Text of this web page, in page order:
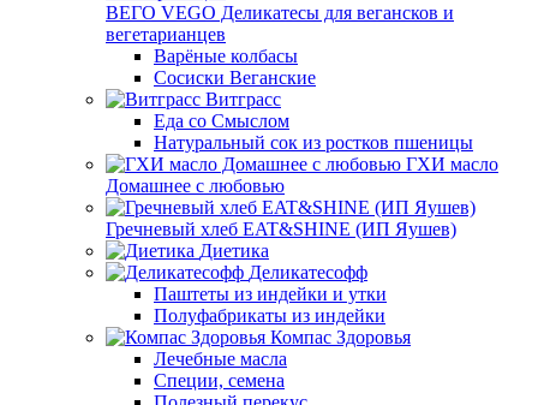
ВЕГО VEGO Деликатесы для вегансков и
вегетарианцев
Варёные колбасы
Сосиски Веганские
Витграсс
Еда со Смыслом
Натуральный сок из ростков пшеницы
ГХИ масло
Домашнее с любовью
Гречневый хлеб EAT&SHINE (ИП Яушев)
Диетика
Деликатесофф
Паштеты из индейки и утки
Полуфабрикаты из индейки
Компас Здоровья
Лечебные масла
Специи, семена